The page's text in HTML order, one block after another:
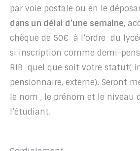
par voie postale ou en le
dans un délai d’une semaine,
chèque de 50€ à l’ordre du
si inscription comme demi-
RIB quel que soit votre statut(
pensionnaire, externe). Seront
le nom , le prénom et le niveau
l’étudiant.